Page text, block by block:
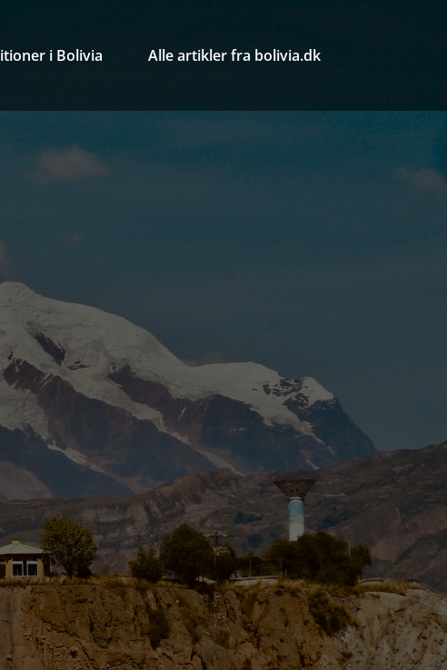
i Bolivia Alle artikler fra bolivia.dk